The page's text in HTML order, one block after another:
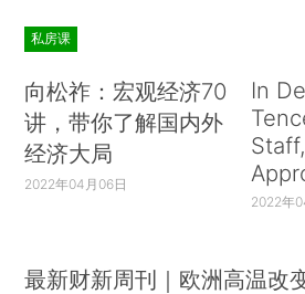
私房课
向松祚：宏观经济70
讲，带你了解国内外
经济大局
2022年04月06日
In
2022年
最新财新周刊｜欧洲高温改